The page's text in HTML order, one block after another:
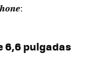
:
6,6 pulgadas